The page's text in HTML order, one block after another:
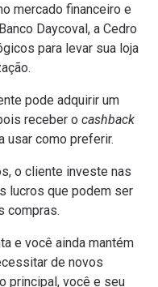
mercado financeiro e
Banco Daycoval, a Cedro
para levar sua loja
pode adquirir um
receber o cashback
usar como preferir.
, o cliente investe nas
lucros que podem ser
compras.
e você ainda mantém
de novos
principal, você e seu